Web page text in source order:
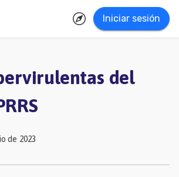
Iniciar sesión
del
de 2023